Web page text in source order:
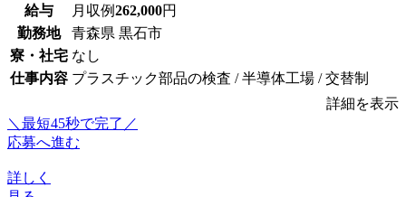
給与 月収例262,000円
勤務地
青森県 黒石市
寮・社宅 なし
仕事内容 プラスチック部品の検査 / 半導体工場 / 交替制
詳細を表示
＼最短45秒で完了／
応募へ進む
詳しく